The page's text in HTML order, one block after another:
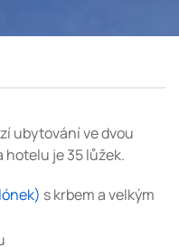
ubytování ve dvou
je 35 lůžek.
s krbem a velkým